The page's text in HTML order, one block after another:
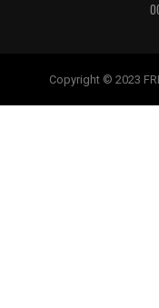
Copyright © 2023